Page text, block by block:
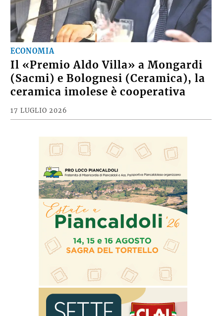
ECONOMIA
Il «Premio Aldo Villa» a Mongardi
(Sacmi) e Bolognesi (Ceramica), la
ceramica imolese è cooperativa
17 LUGLIO 2026